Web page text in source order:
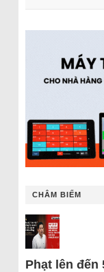
CHÂM BIẾM
Phạt lên